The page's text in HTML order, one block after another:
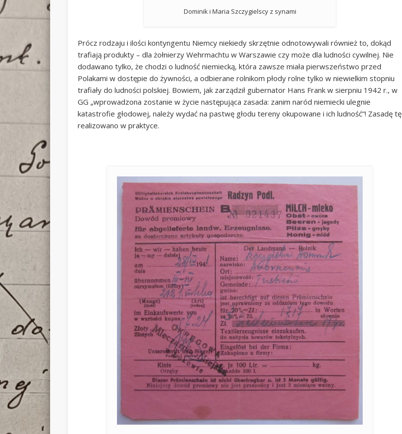
Dominik i Maria Szczygielscy z synami
Prócz rodzaju i ilości kontyngentu Niemcy niekiedy skrzętnie odnotowywali również to, dokąd
trafiają produkty – dla żołnierzy Wehrmachtu w Warszawie czy może dla ludności cywilnej. Nie
dodawano tylko, że chodzi o ludność niemiecką, która zawsze miała pierwszeństwo przed
Polakami w dostępie do żywności, a odbierane rolnikom płody rolne tylko w niewielkim stopniu
trafiały do ludności polskiej. Bowiem, jak zarządził gubernator Hans Frank w sierpniu 1942 r., w
GG „wprowadzona zostanie w życie następująca zasada: zanim naród niemiecki ulegnie
katastrofie głodowej, należy wydać na pastwę głodu tereny okupowane i ich ludność”! Zasadę tę
realizowano w praktyce.